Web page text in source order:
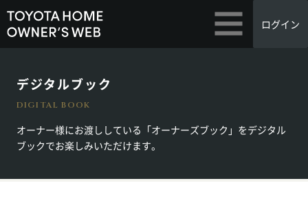
ログイン
デジタルブック
DIGITAL BOOK
オーナー様にお渡ししている「オーナーズブック」をデジタル
ブックでお楽しみいただけます。